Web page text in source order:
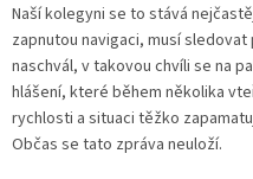
Naší kolegyni se to stává
zapnutou navigaci, musí
naschvál, v takovou chvíli se na
hlášení, které během několika
rychlosti a situaci těžko
Občas se tato zpráva neuloží.